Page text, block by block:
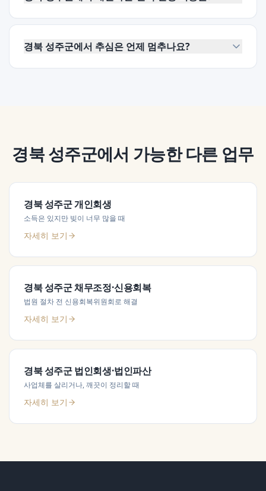
경북 성주군에서 추심은 언제 멈추나요?
경북 성주군에서 가능한 다른 업무
경북 성주군개인회생
소득은 있지만 빚이 너무 많을 때
자세히 보기
경북 성주군채무조정·신용회복
법원 절차 전 신용회복위원회로 해결
자세히 보기
경북 성주군법인회생·법인파산
사업체를 살리거나, 깨끗이 정리할 때
자세히 보기